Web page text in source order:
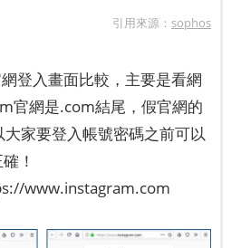
引用來源： sophos
登入畫面比較，主要是看網
官網是.com結尾，假官網的
家要登入帳號密碼之前可以
！
www.instagram.com